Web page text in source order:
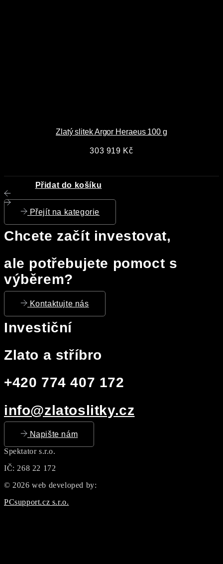
Zlatý slitek Argor Heraeus 100 g
303 919 Kč
Přidat do košíku
Přejít na kategorie
Chcete začít investovat,
ale potřebujete pomoct s
výběrem?
Kontaktujte nás
Investiční
Zlato a stříbro
+420 774 407 172
info@zlatoslitky.cz
Napište nám
Spektator s.r.o.
IČ: 268 22 172
© 2026 web developed by:
PCsupport.cz s.r.o.